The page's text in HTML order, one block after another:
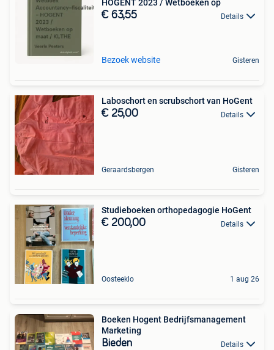
HOGENT 2023 / Wetboeken op
€ 63,55 Details
Bezoek website Gisteren
Laboschort en scrubschort van HoGent
€ 25,00 Details
Geraardsbergen Gisteren
Studieboeken orthopedagogie HoGent
€ 200,00 Details
Oosteeklo 1 aug 26
Boeken Hogent Bedrijfsmanagement
Marketing
Bieden Details